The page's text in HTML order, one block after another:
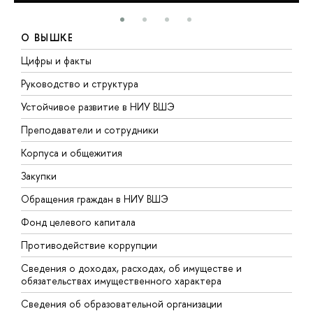
О ВЫШКЕ
Цифры и факты
Руководство и структура
Устойчивое развитие в НИУ ВШЭ
Преподаватели и сотрудники
Корпуса и общежития
Закупки
Обращения граждан в НИУ ВШЭ
Фонд целевого капитала
Противодействие коррупции
Сведения о доходах, расходах, об имуществе и
обязательствах имущественного характера
Сведения об образовательной организации